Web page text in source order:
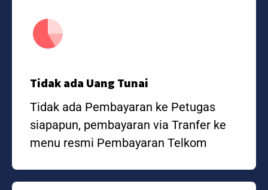
Tidak ada Uang Tunai
Tidak ada Pembayaran ke Petugas
siapapun, pembayaran via Tranfer ke
menu resmi Pembayaran Telkom